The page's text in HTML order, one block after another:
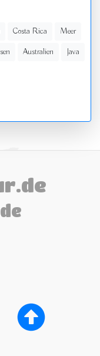
Costa Rica
Meer
Australien
Java